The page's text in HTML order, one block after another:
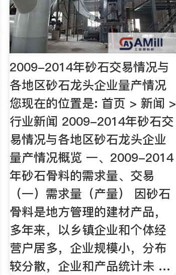
2009-2014年砂石交易情况与
各地区砂石龙头企业量产情况
您现在的位置是: 首页 > 新闻 >
行业新闻 2009-2014年砂石交
易情况与各地区砂石龙头企业
量产情况概览 一、2009-2014
年砂石骨料的需求量、交易
（一）需求量（产量） 因砂石
骨料是地方管理的建材产品，
多年来，以乡镇企业和个体经
营户居多，企业规模小，分布
较分散，企业和产品统计未 …